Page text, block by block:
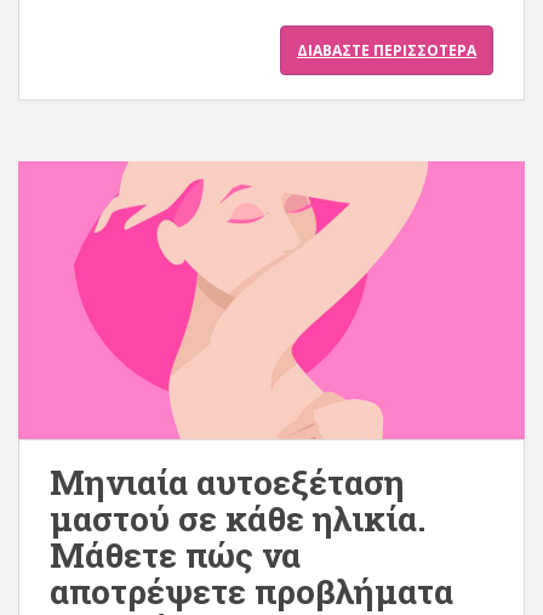
ΔΙΑΒΆΣΤΕ ΠΕΡΙΣΣΌΤΕΡΑ
Μηνιαία αυτοεξέταση
μαστού σε κάθε ηλικία.
Μάθετε πώς να
αποτρέψετε προβλήματα